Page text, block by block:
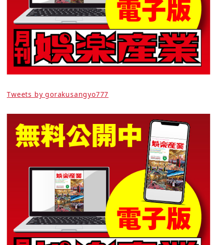
Tweets by gorakusangyo777